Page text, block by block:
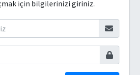
için bilgilerinizi giriniz.